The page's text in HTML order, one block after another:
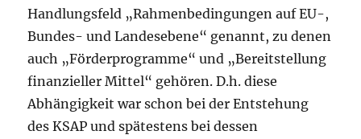
Handlungsfeld „Rahmenbedingungen auf EU-,
Bundes- und Landesebene“ genannt, zu denen
auch „Förderprogramme“ und „Bereitstellung
finanzieller Mittel“ gehören. D.h. diese
Abhängigkeit war schon bei der Entstehung
des KSAP und spätestens bei dessen